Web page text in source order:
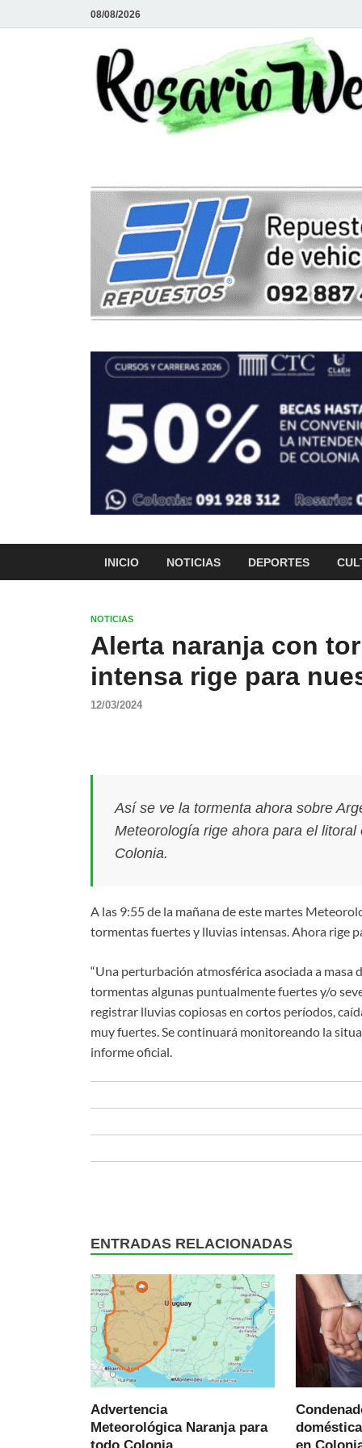
08/08/2026
INICIO NOTICIAS DEPORTES
NOTICIAS
Alerta naranja con
intensa rige para
12/03/2024
Así se ve la tormenta ahora sobre
Meteorología rige ahora para el
Colonia.
A las 9:55 de la mañana de este martes
tormentas fuertes y lluvias intensas. Ahora rige
“Una perturbación atmosférica asociada a masa
tormentas algunas puntualmente fuertes y/o
registrar lluvias copiosas en cortos períodos,
muy fuertes. Se continuará monitoreando la
informe oficial.
ENTRADAS RELACIONADAS
Advertencia
Meteorológica Naranja para